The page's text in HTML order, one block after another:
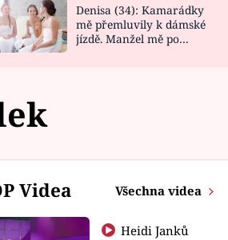
Denisa (34): Kamarádky
mě přemluvily k dámské
jízdě. Manžel mě po
Videa Všechna videa
Heidi Janků